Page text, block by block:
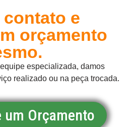
contato e
orçamento
especializada, damos
realizado ou na peça trocada.
um Orçamento